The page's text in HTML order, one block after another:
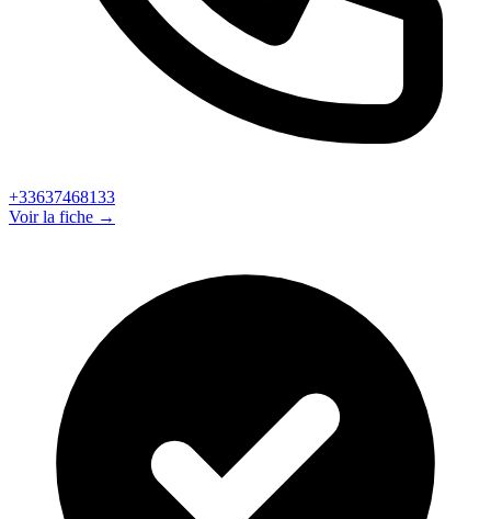
+33637468133
Voir la fiche →